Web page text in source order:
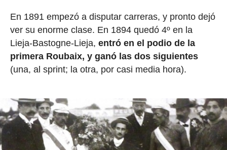
En 1891 empezó a disputar carreras, y pronto dejó
ver su enorme clase. En 1894 quedó 4º en la
Lieja-Bastogne-Lieja, entró en el podio de la
primera Roubaix, y ganó las dos siguientes
(una, al sprint; la otra, por casi media hora).